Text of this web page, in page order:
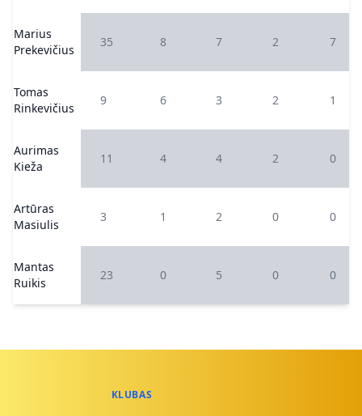
Marius
Prekevičius
35 8 7 2 7
Tomas
Rinkevičius
9 6 3 2 1
Aurimas
Kieža
11 4 4 2 0
Artūras
Masiulis
3 1 2 0 0
Mantas
Ruikis
23 0 5 0 0
KLUBAS